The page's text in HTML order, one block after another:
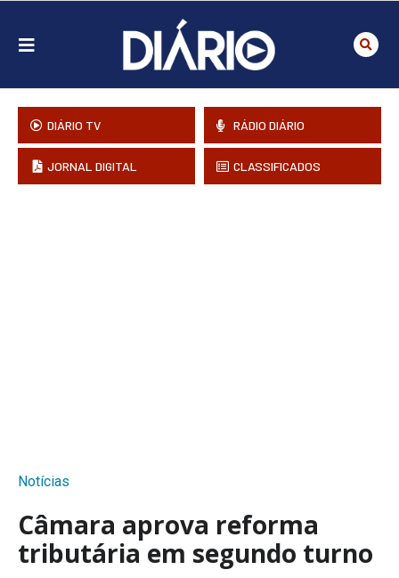
DIÁRIO TV RÁDIO DIÁRIO
JORNAL DIGITAL CLASSIFICADOS
Notícias
Câmara aprova reforma
tributária em segundo turno